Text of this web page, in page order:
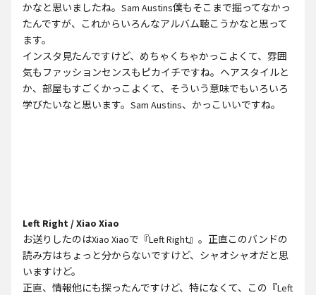
かなと思いましたね。Sam Austins僕もそこまで掘ってなかっ
たんですが、これからいろんなアルバム聴こうかなと思って
ます。
インスタ見たんですけど、めちゃくちゃかっこよくて、雰囲
気もファッションセンスもピカイチですね。ヘアスタイルと
か、部屋もすごくかっこよくて、そういう意味でもいろいろ
学びたいなと思います。Sam Austins、かっこいいですね。
Left Right / Xiao Xiao
お送りしたのはXiao Xiaoで『Left Right』。正直このバンドの
読み方はちょっと分からないですけど、シャオシャオだと思
いますけど。
正直、情報他にも探ったんですけど、特になくて、この『Left